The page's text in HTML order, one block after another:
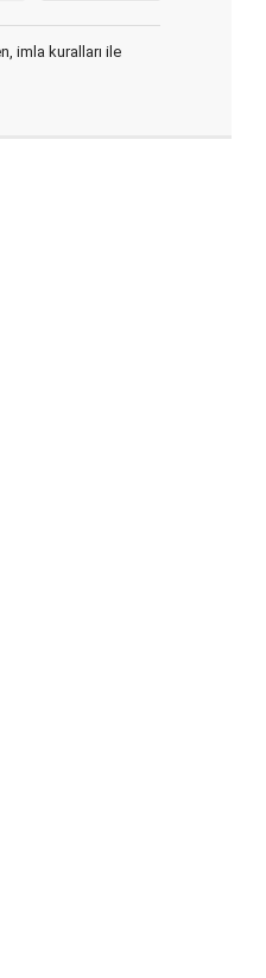
imla kuralları ile